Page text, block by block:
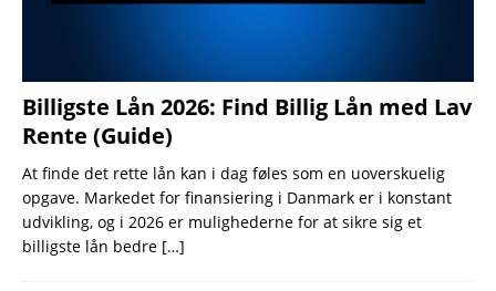
Billigste Lån 2026: Find Billig Lån med Lav
Rente (Guide)
At finde det rette lån kan i dag føles som en uoverskuelig
opgave. Markedet for finansiering i Danmark er i konstant
udvikling, og i 2026 er mulighederne for at sikre sig et
billigste lån bedre […]